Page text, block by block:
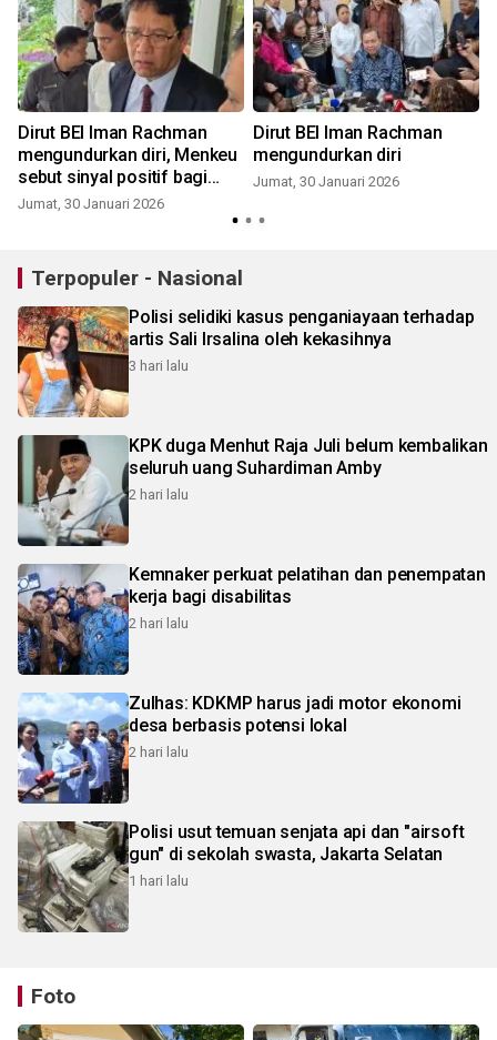
Dirut BEI Iman Rachman
mengundurkan diri, Menkeu
sebut sinyal positif bagi
ekonomi
Jumat, 30 Januari 2026
Dirut BEI Iman Rachman
mengundurkan diri
Jumat, 30 Januari 2026
Terpopuler - Nasional
Polisi selidiki kasus penganiayaan terhadap
artis Sali Irsalina oleh kekasihnya
3 hari lalu
KPK duga Menhut Raja Juli belum kembalikan
seluruh uang Suhardiman Amby
2 hari lalu
Kemnaker perkuat pelatihan dan penempatan
kerja bagi disabilitas
2 hari lalu
Zulhas: KDKMP harus jadi motor ekonomi
desa berbasis potensi lokal
2 hari lalu
Polisi usut temuan senjata api dan "airsoft
gun" di sekolah swasta, Jakarta Selatan
1 hari lalu
Foto